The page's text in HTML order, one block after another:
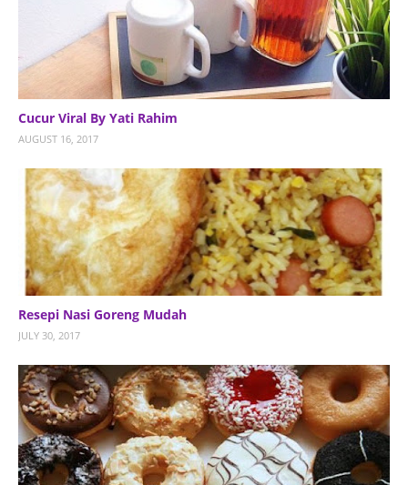
Cucur Viral By Yati Rahim
AUGUST 16, 2017
Resepi Nasi Goreng Mudah
JULY 30, 2017